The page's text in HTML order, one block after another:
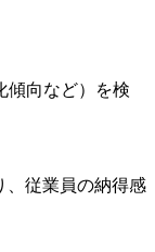
傾向など）を検
、従業員の納得感